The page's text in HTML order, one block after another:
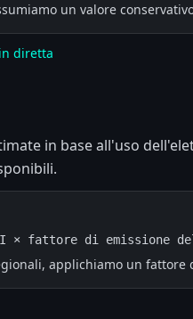
un valore
diretta
in base all'uso
× fattore di emissione
applichiamo un